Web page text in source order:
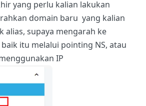
yang perlu kalian lakukan
domain baru yang kalian
alias, supaya mengarah ke
itu melalui pointing NS, atau
IP